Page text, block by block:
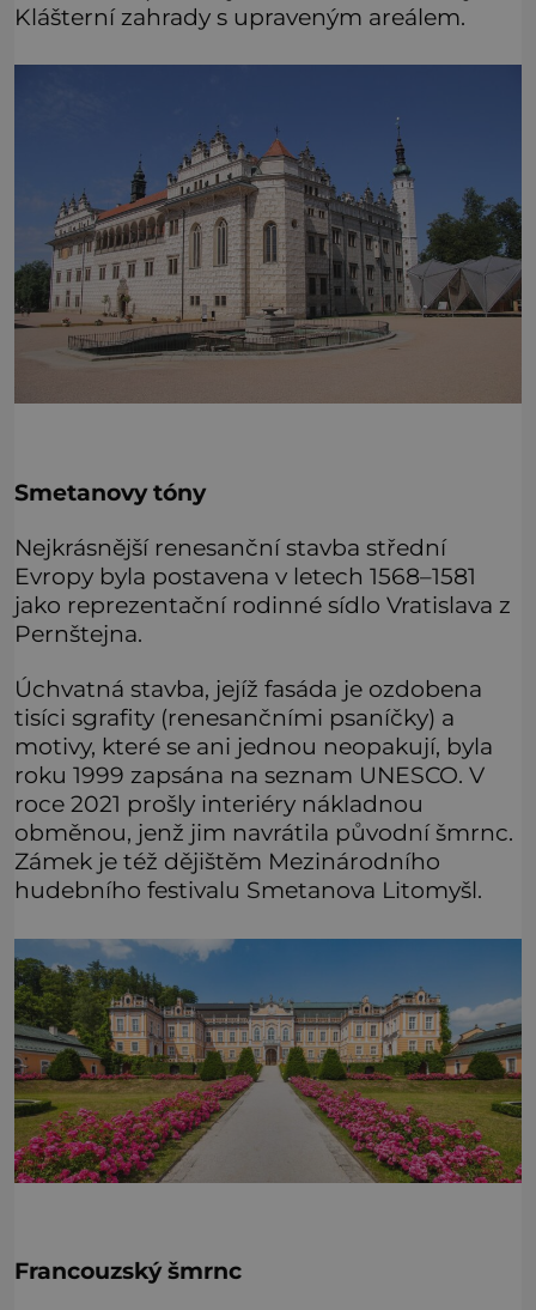
Klášterní zahrady s upraveným areálem.
Smetanovy tóny
Nejkrásnější renesanční stavba střední
Evropy byla postavena v letech 1568–1581
jako reprezentační rodinné sídlo Vratislava z
Pernštejna.
Úchvatná stavba, jejíž fasáda je ozdobena
tisíci sgrafity (renesančními psaníčky) a
motivy, které se ani jednou neopakují, byla
roku 1999 zapsána na seznam UNESCO. V
roce 2021 prošly interiéry nákladnou
obměnou, jenž jim navrátila původní šmrnc.
Zámek je též dějištěm Mezinárodního
hudebního festivalu Smetanova Litomyšl.
Francouzský šmrnc